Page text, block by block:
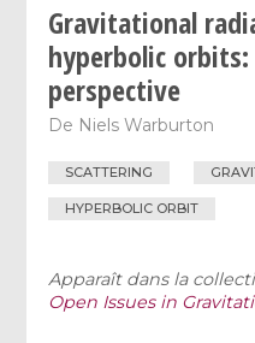
Gravitational
hyperbolic
perspective
De Niels Warburton
SCATTERING
HYPERBOLIC ORBIT
Apparaît dans la
Open Issues in